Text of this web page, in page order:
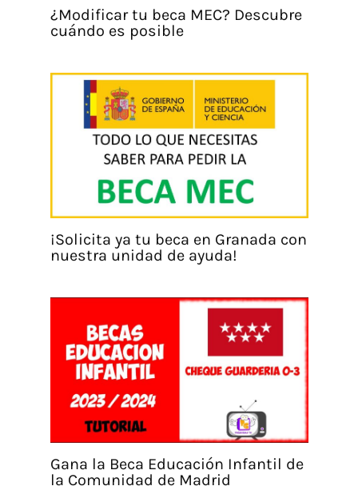
¿Modificar tu beca MEC? Descubre
cuándo es posible
¡Solicita ya tu beca en Granada con
nuestra unidad de ayuda!
Gana la Beca Educación Infantil de
la Comunidad de Madrid